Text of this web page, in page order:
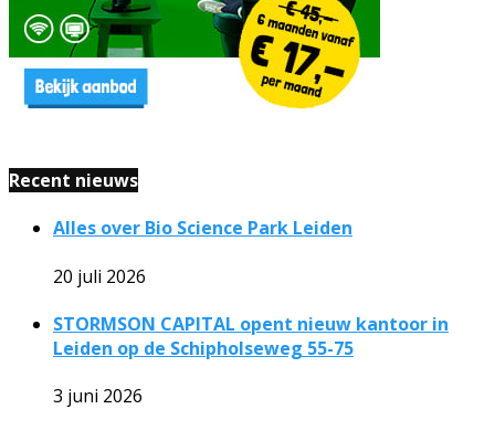
Recent nieuws
Alles over Bio Science Park Leiden
20 juli 2026
STORMSON CAPITAL opent nieuw kantoor in
Leiden op de Schipholseweg 55-75
3 juni 2026